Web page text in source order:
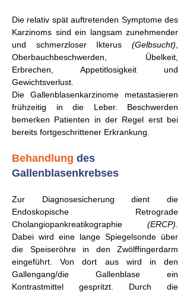
Die relativ spät auftretenden Symptome des
Karzinoms sind ein langsam zunehmender
und schmerzloser Ikterus (Gelbsucht)
Oberbauchbeschwerden, Übelkeit,
Erbrechen, Appetitlosigkeit und
Gewichtsverlust.
Die Gallenblasenkarzinome metastasieren
frühzeitig in die Leber. Beschwerden
bemerken Patienten in der Regel erst bei
bereits fortgeschrittener Erkrankung.
Behandlung des
Gallenblasenkrebses
Zur Diagnosesicherung dient die
Endoskopische Retrograde
Cholangiopankreatikographie (ERCP)
Dabei wird eine lange Spiegelsonde über
die Speiseröhre in den Zwölffingerdarm
eingeführt. Von dort aus wird in den
Gallengang/die Gallenblase ein
Kontrastmittel gespritzt. Durch die